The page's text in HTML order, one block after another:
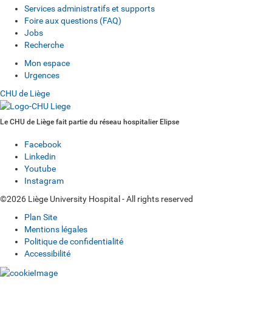
Services administratifs et supports
Foire aux questions (FAQ)
Jobs
Recherche
Mon espace
Urgences
CHU de Liège
Le CHU de Liège fait partie du réseau hospitalier Elipse
Facebook
Linkedin
Youtube
Instagram
©2026 Liège University Hospital - All rights reserved
Plan Site
Mentions légales
Politique de confidentialité
Accessibilité